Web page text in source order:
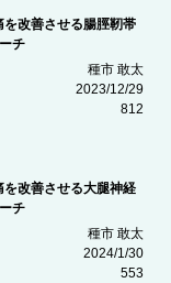
を改善させる腸脛靭帯
チ
種市 敢太
2023/12/29
812
を改善させる大腿神経
チ
種市 敢太
2024/1/30
553